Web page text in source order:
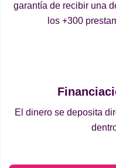
garantía de recibir una
los +300
El dinero se deposita